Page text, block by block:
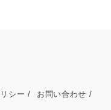
シー お問い合わせ